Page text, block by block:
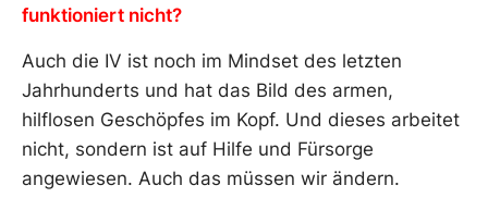
funktioniert nicht?
Auch die IV ist noch im Mindset des letzten
Jahrhunderts und hat das Bild des armen,
hilflosen Geschöpfes im Kopf. Und dieses arbeitet
nicht, sondern ist auf Hilfe und Fürsorge
angewiesen. Auch das müssen wir ändern.